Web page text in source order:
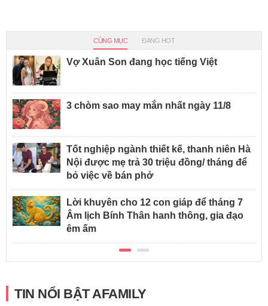
CÙNG MỤC ĐANG HOT
Vợ Xuân Son đang học tiếng Việt
3 chòm sao may mắn nhất ngày 11/8
Tốt nghiệp ngành thiết kế, thanh niên Hà
Nội được mẹ trả 30 triệu đồng/ tháng để
bỏ việc về bán phở
Lời khuyên cho 12 con giáp để tháng 7
Âm lịch Bính Thân hanh thông, gia đạo
êm ấm
TIN NỔI BẬT AFAMILY